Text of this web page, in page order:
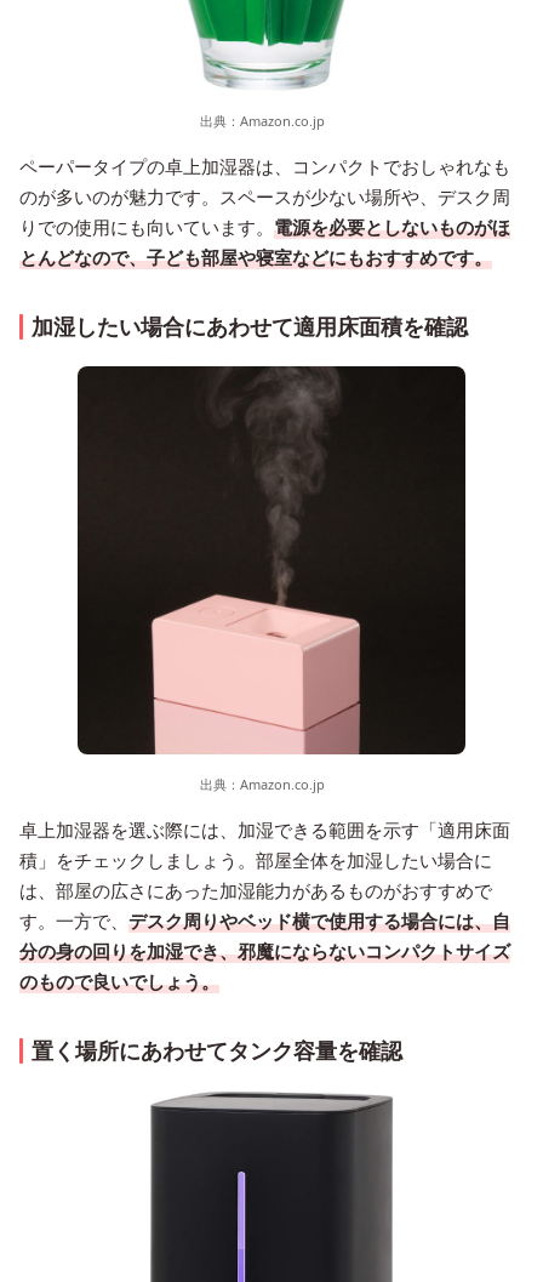
出典： Amazon.co.jp
ペーパータイプの卓上加湿器は、コンパクトでおしゃれなも
のが多いのが魅力です。スペースが少ない場所や、デスク周
りでの使用にも向いています。 電源を必要としないものがほ
とんどなので、子ども部屋や寝室などにもおすすめです。
加湿したい場合にあわせて適用床面積を確認
出典： Amazon.co.jp
卓上加湿器を選ぶ際には、加湿できる範囲を示す「適用床面
積」をチェックしましょう。部屋全体を加湿したい場合に
は、部屋の広さにあった加湿能力があるものがおすすめで
す。一方で、 デスク周りやベッド横で使用する場合には、自
分の身の回りを加湿でき、邪魔にならないコンパクトサイズ
のもので良いでしょう。
置く場所にあわせてタンク容量を確認